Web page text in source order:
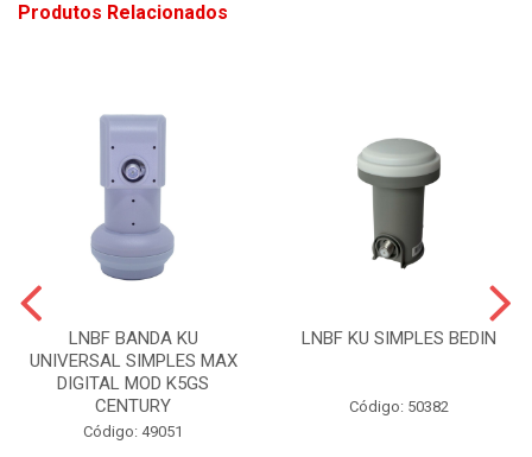
Produtos Relacionados
LNBF BANDA KU
UNIVERSAL SIMPLES MAX
DIGITAL MOD K5GS
CENTURY
Código: 49051
LNBF KU SIMPLES BEDIN
Código: 50382